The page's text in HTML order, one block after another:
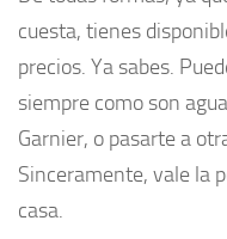
cuesta, tienes
precios. Ya sabes.
siempre como son
Garnier, o pasarte a
Sinceramente, vale la
casa.